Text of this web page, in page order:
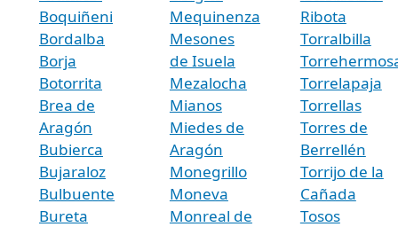
Boquiñeni
Bordalba
Borja
Botorrita
Brea de
Aragón
Bubierca
Bujaraloz
Bulbuente
Bureta
Mequinenza
Mesones
de Isuela
Mezalocha
Mianos
Miedes de
Aragón
Monegrillo
Moneva
Monreal de
Ribota
Torralbilla
Torrelapaja
Torrellas
Torres de
Berrellén
Torrijo de la
Cañada
Tosos